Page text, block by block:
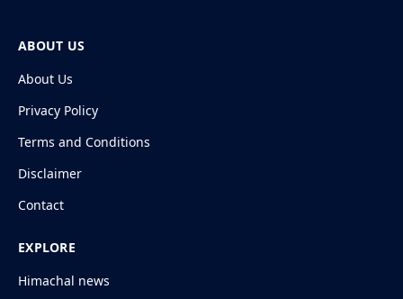
ABOUT US
About Us
Privacy Policy
Terms and Conditions
Disclaimer
Contact
EXPLORE
Himachal news